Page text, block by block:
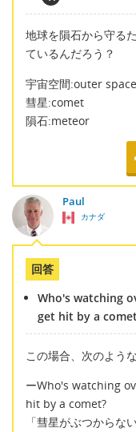
地球を隕石から守る
ているんだろう？
宇宙空間:outer space
彗星:comet
隕石:meteor
Paul
カナダ
回答
Who's watching
get hit by a
この場合、次のよう
ーWho's watching
hit by a comet?
「彗星がぶつからな